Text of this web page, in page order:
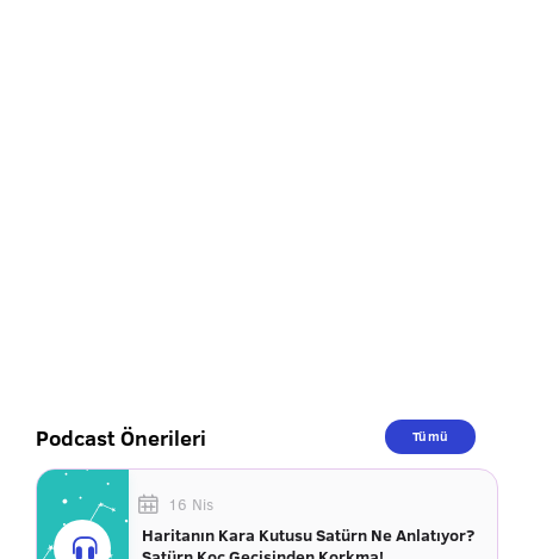
Podcast Önerileri Tümü
16 Nis
Haritanın Kara Kutusu Satürn Ne Anlatıyor?